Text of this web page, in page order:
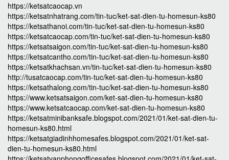
https://ketsatcaocap.vn
https://ketsatnhatrang.com/tin-tuc/ket-sat-dien-tu-homesun-ks80
https://ketsathanoi.com/tin-tuc/ket-sat-dien-tu-homesun-ks80
https://ketsatcaocap.com/tin-tuc/ket-sat-dien-tu-homesun-ks80
https://ketsatsaigon.com/tin-tuc/ket-sat-dien-tu-homesun-ks80
https://ketsatcantho.com/tin-tuc/ket-sat-dien-tu-homesun-ks80
https://ketsatkhachsan.vn/tin-tuc/ket-sat-dien-tu-homesun-ks80
http://tusatcaocap.com/tin-tuc/ket-sat-dien-tu-homesun-ks80
https://ketsathalong.com/tin-tuc/ket-sat-dien-tu-homesun-ks80
https://www.ketsatsaigon.com/ket-sat-dien-tu-homesun-ks80
https://www.ketsatcaocap.com/ket-sat-dien-tu-homesun-ks80
https://ketsatminibanksafe.blogspot.com/2021/01/ket-sat-dien-tu-
homesun-ks80.html
https://ketsatgiadinhhomesafes.blogspot.com/2021/01/ket-sat-
dien-tu-homesun-ks80.html